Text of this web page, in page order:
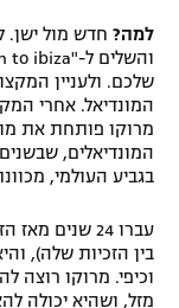
למה? חדש מול ישן.
שלכם. ולעניין
המונדיאל. אחרי
מרוקו פותחת את מונדיאל 2026 בחתיכת מבחן
המונדיאלים,
בגביע העולמי,
עברו 24
בין הזכיות שלה),
וכיפי. מרוקו רוצה
מזל, ושהיא יכולה